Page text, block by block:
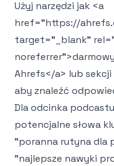
Użyj narzędzi jak <a
href="https://
target="_blank"
noreferrer">
Ahrefs</a> lub
aby znaleźć
Dla odcinka
potencjalne słowa
"poranna rutyna dla
"najlepsze nawyki